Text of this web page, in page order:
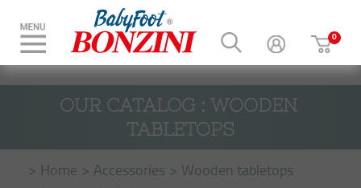
OUR CATALOG : WOODEN
TABLETOPS
Home Accessories
Wooden tabletops